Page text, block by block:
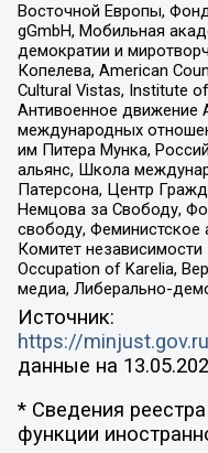
Восточной Европы,
gGmbH, Мобильная
демократии и
Копелева, American
Cultural Vistas, Institute
Антивоенное движение
международных
им Питера Мунка,
альянс, Школа
Патерсона, Центр
Немцова за Свободу,
свободу, Феминистское
Комитет
Occupation of Karelia,
медиа, Либерально-
Источник:
https://
данные на
* Сведения
функции